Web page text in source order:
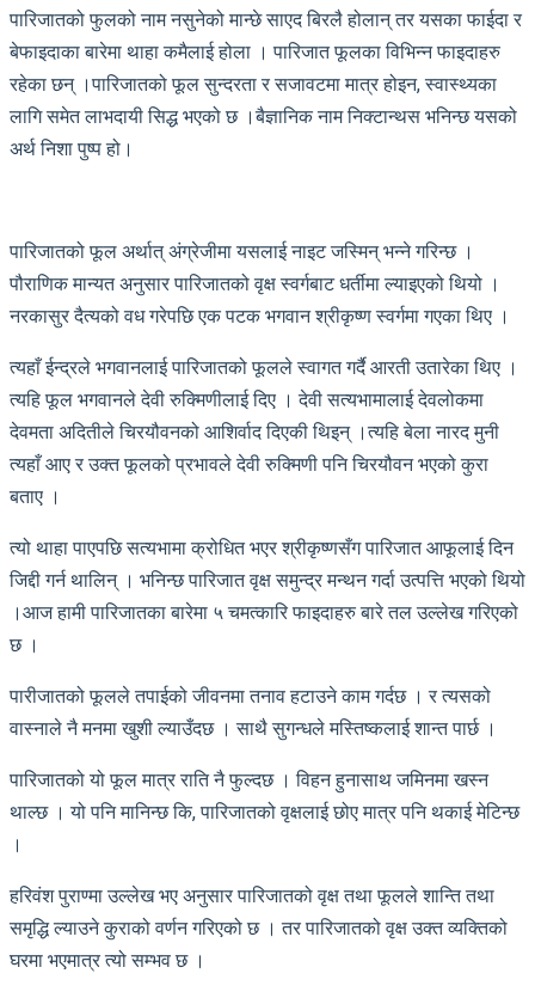
पारिजातको फुलको नाम नसुनेको मान्छे साएद बिरलै होलान् तर यसका फाईदा र
बेफाइदाका बारेमा थाहा कमैलाई होला । पारिजात फूलका विभिन्न फाइदाहरु
रहेका छन् ।पारिजातको फूल सुन्दरता र सजावटमा मात्र होइन, स्वास्थ्यका
लागि समेत लाभदायी सिद्ध भएको छ ।बैज्ञानिक नाम निक्टान्थस भनिन्छ यसको
अर्थ निशा पुष्प हो।
पारिजातको फूल अर्थात् अंग्रेजीमा यसलाई नाइट जस्मिन् भन्ने गरिन्छ ।
पौराणिक मान्यत अनुसार पारिजातको वृक्ष स्वर्गबाट धर्तीमा ल्याइएको थियो ।
नरकासुर दैत्यको वध गरेपछि एक पटक भगवान श्रीकृष्ण स्वर्गमा गएका थिए ।
त्यहाँ ईन्द्रले भगवानलाई पारिजातको फूलले स्वागत गर्दै आरती उतारेका थिए ।
त्यहि फूल भगवानले देवी रुक्मिणीलाई दिए । देवी सत्यभामालाई देवलोकमा
देवमता अदितीले चिरयौवनको आशिर्वाद दिएकी थिइन् ।त्यहि बेला नारद मुनी
त्यहाँ आए र उक्त फूलको प्रभावले देवी रुक्मिणी पनि चिरयौवन भएको कुरा
बताए ।
त्यो थाहा पाएपछि सत्यभामा क्रोधित भएर श्रीकृष्णसँग पारिजात आफूलाई दिन
जिद्दी गर्न थालिन् । भनिन्छ पारिजात वृक्ष समुन्द्र मन्थन गर्दा उत्पत्ति भएको थियो
।आज हामी पारिजातका बारेमा ५ चमत्कारि फाइदाहरु बारे तल उल्लेख गरिएको
छ ।
पारीजातको फूलले तपाईको जीवनमा तनाव हटाउने काम गर्दछ । र त्यसको
वास्नाले नै मनमा खुशी ल्याउँदछ । साथै सुगन्धले मस्तिष्कलाई शान्त पार्छ ।
पारिजातको यो फूल मात्र राति नै फुल्दछ । विहन हुनासाथ जमिनमा खस्न
थाल्छ । यो पनि मानिन्छ कि, पारिजातको वृक्षलाई छोए मात्र पनि थकाई मेटिन्छ
।
हरिवंश पुराण्मा उल्लेख भए अनुसार पारिजातको वृक्ष तथा फूलले शान्ति तथा
समृद्धि ल्याउने कुराको वर्णन गरिएको छ । तर पारिजातको वृक्ष उक्त व्यक्तिको
घरमा भएमात्र त्यो सम्भव छ ।